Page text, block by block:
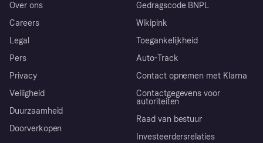
Over ons
Careers
Legal
Pers
Privacy
Veiligheid
Duurzaamheid
Doorverkopen
Gedragscode BNPL
Wikipink
Toegankelijkheid
Auto-Track
Contact opnemen met Klarna
Contactgegevens voor
autoriteiten
Raad van bestuur
Investeerdersrelaties